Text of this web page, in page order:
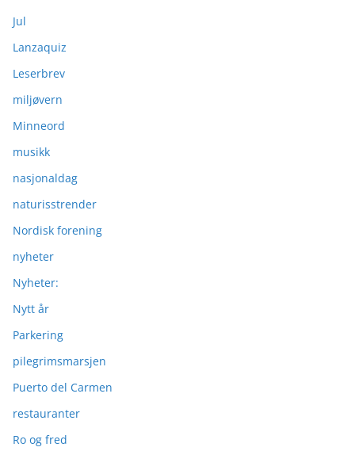
Jul
Lanzaquiz
Leserbrev
miljøvern
Minneord
musikk
nasjonaldag
naturisstrender
Nordisk forening
nyheter
Nyheter:
Nytt år
Parkering
pilegrimsmarsjen
Puerto del Carmen
restauranter
Ro og fred